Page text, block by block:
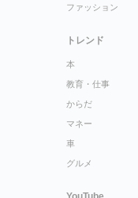
ファッション
トレンド
本
教育・仕事
からだ
マネー
車
グルメ